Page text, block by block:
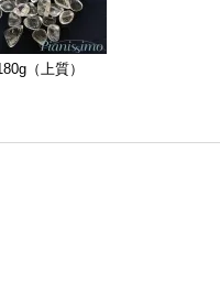
（上質）